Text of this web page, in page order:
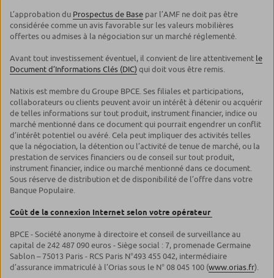
L’approbation du Prospectus de Base par l’AMF ne doit pas être
considérée comme un avis favorable sur les valeurs mobilières
offertes ou admises à la négociation sur un marché réglementé.
Avant tout investissement éventuel, il convient de lire attentivement le
Document d’Informations Clés (DIC)qui doit vous être remis.
Natixis est membre du Groupe BPCE. Ses filiales et participations,
collaborateurs ou clients peuvent avoir un intérêt à détenir ou acquérir
de telles informations sur tout produit, instrument financier, indice ou
marché mentionné dans ce document qui pourrait engendrer un conflit
d’intérêt potentiel ou avéré. Cela peut impliquer des activités telles
que la négociation, la détention ou l’activité de tenue de marché, ou la
prestation de services financiers ou de conseil sur tout produit,
instrument financier, indice ou marché mentionné dans ce document.
Sous réserve de distribution et de disponibilité de l’offre dans votre
Banque Populaire.
Coût de la connexion Internet selon votre opérateur
BPCE - Société anonyme à directoire et conseil de surveillance au
capital de 242 487 090 euros - Siège social : 7, promenade Germaine
Sablon – 75013 Paris - RCS Paris N°493 455 042, intermédiaire
d’assurance immatriculé à l’Orias sous le N° 08 045 100 (www.orias.fr).